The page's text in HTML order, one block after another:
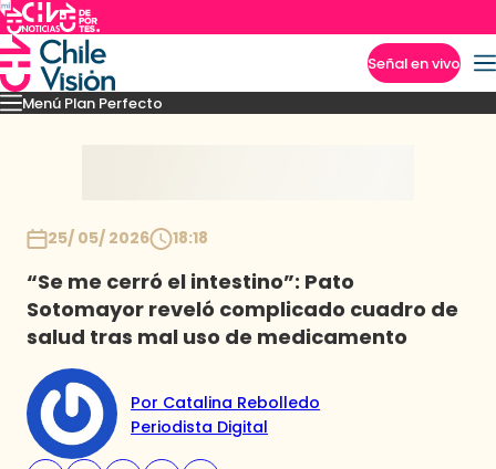
Señal en vivo
Menú Plan Perfecto
Momentos Capítulos Novedades
25/ 05/ 2026 18:18
“Se me cerró el intestino”: Pato
Sotomayor reveló complicado cuadro de
salud tras mal uso de medicamento
Por Catalina Rebolledo
Periodista Digital
Imperdibles